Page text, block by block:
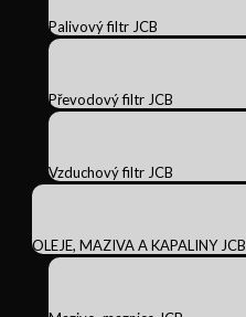
Palivový filtr JCB
Převodový filtr JCB
Vzduchový filtr JCB
OLEJE, MAZIVA A KAPALINY JCB